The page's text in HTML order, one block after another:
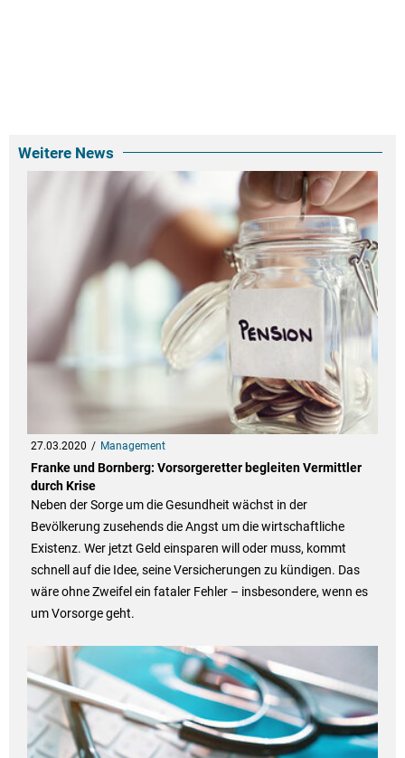
Weitere News
27.03.2020 Management
Franke und Bornberg: Vorsorgeretter begleiten Vermittler
durch Krise
Neben der Sorge um die Gesundheit wächst in der
Bevölkerung zusehends die Angst um die wirtschaftliche
Existenz. Wer jetzt Geld einsparen will oder muss, kommt
schnell auf die Idee, seine Versicherungen zu kündigen. Das
wäre ohne Zweifel ein fataler Fehler – insbesondere, wenn es
um Vorsorge geht.